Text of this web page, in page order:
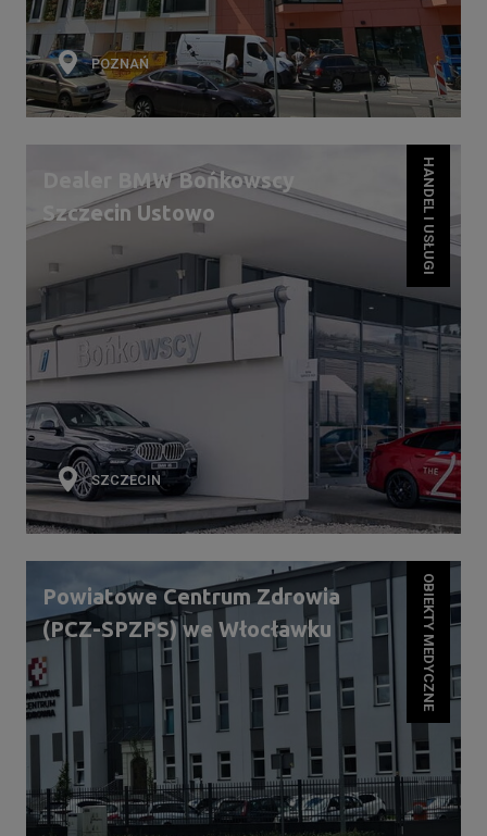
POZNAŃ
Dealer BMW Bońkowscy
Szczecin Ustowo
SZCZECIN
HANDEL I USŁUGI
Powiatowe Centrum Zdrowia
(PCZ-SPZPS) we Włocławku
OBIEKTY MEDYCZNE